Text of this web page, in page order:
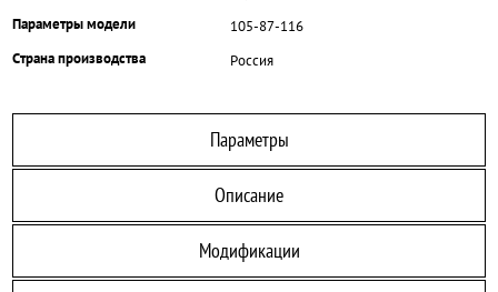
Параметры модели
105-87-116
Страна производства
Россия
Параметры
Описание
Модификации